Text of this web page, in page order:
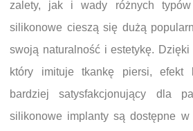
zalety, jak i wady różnych typów
silikonowe cieszą się dużą
swoją naturalność i estetykę.
który imituje tkankę piersi, efekt
bardziej satysfakcjonujący dla
silikonowe implanty są dostępne